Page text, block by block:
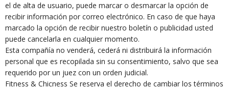
el de alta de usuario, puede marcar o desmarcar la opción de
recibir información por correo electrónico. En caso de que haya
marcado la opción de recibir nuestro boletín o publicidad usted
puede cancelarla en cualquier momento.
Esta compañía no venderá, cederá ni distribuirá la información
personal que es recopilada sin su consentimiento, salvo que sea
requerido por un juez con un orden judicial.
Fitness & Chicness Se reserva el derecho de cambiar los términos